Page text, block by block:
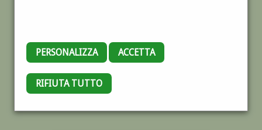
PERSONALIZZA ACCETTA
RIFIUTA TUTTO